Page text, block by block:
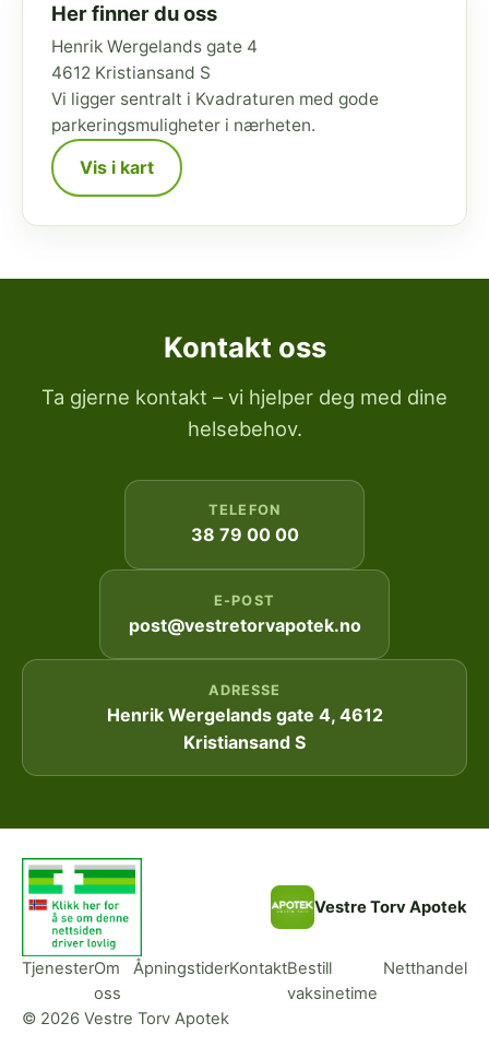
Her finner du oss
Henrik Wergelands gate 4
4612 Kristiansand S
Vi ligger sentralt i Kvadraturen med gode
parkeringsmuligheter i nærheten.
Vis i kart
Kontakt oss
Ta gjerne kontakt – vi hjelper deg med dine
helsebehov.
TELEFON
38 79 00 00
E-POST
post@vestretorvapotek.no
ADRESSE
Henrik Wergelands gate 4, 4612
Kristiansand S
Vestre Torv Apotek
TjenesterOm
oss
ÅpningstiderKontaktBestill
vaksinetime
Netthandel
© 2026 Vestre Torv Apotek